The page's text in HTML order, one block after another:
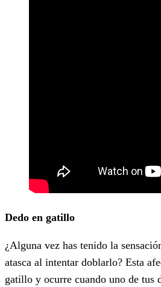
Dedo en gatillo
¿Alguna vez has tenido la
atasca al intentar doblarlo? Esta
gatillo y ocurre cuando uno de tus